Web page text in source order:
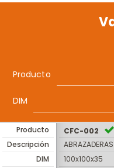
Producto
DIM
Producto
Descripción
DIM
CFC-002
100x100x35